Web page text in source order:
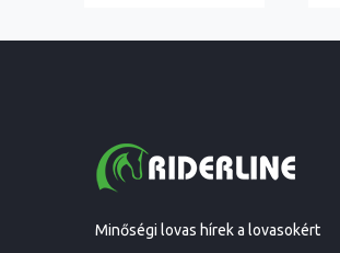
Minőségi lovas hírek a lovasokért